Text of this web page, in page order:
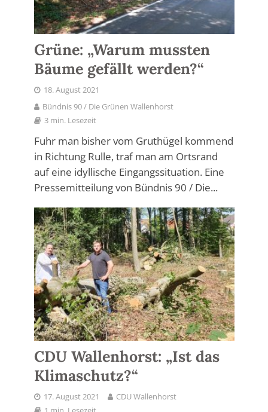
Grüne: „Warum mussten
Bäume gefällt werden?“
18. August 2021
Bündnis 90 / Die Grünen Wallenhorst
3 min. Lesezeit
Fuhr man bisher vom Gruthügel kommend
in Richtung Rulle, traf man am Ortsrand
auf eine idyllische Eingangssituation. Eine
Pressemitteilung von Bündnis 90 / Die...
CDU Wallenhorst: „Ist das
Klimaschutz?“
17. August 2021
CDU Wallenhorst